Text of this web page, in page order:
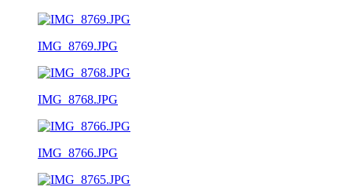
IMG_8769.JPG
IMG_8768.JPG
IMG_8766.JPG